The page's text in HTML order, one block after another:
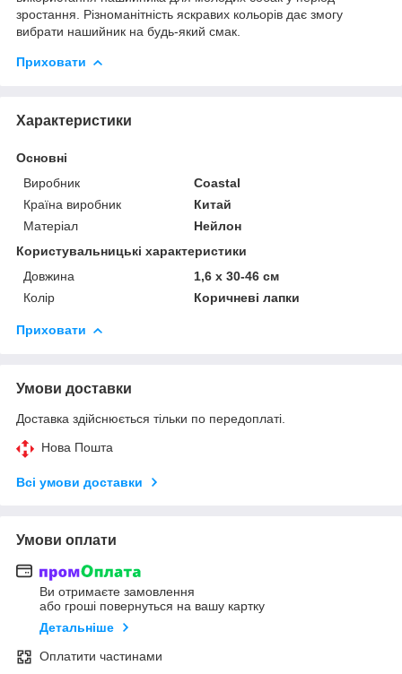
зростання. Різноманітність яскравих кольорів дає змогу
вибрати нашийник на будь-який смак.
Приховати
Характеристики
Основні
Виробник
Coastal
Країна виробник
Китай
Матеріал
Нейлон
Користувальницькі характеристики
Довжина
1,6 х 30-46 см
Колір
Коричневі лапки
Приховати
Умови доставки
Доставка здійснюється тільки по передоплаті.
Нова Пошта
Всі умови доставки
Умови оплати
Ви отримаєте замовлення
або гроші повернуться на вашу картку
Детальніше
Оплатити частинами